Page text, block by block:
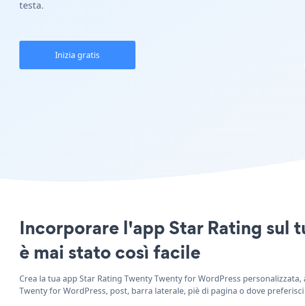
testa.
Inizia gratis
Incorporare l'app Star Rating sul
è mai stato così facile
Crea la tua app Star Rating Twenty Twenty for WordPress
Twenty for WordPress, post, barra laterale, piè di pagina o dove